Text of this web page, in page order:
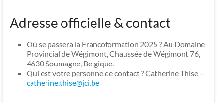
Adresse officielle & contact
Où se passera la Francoformation 2025 ? Au Domaine
Provincial de Wégimont, Chaussée de Wégimont 76,
4630 Soumagne, Belgique.
Qui est votre personne de contact ? Catherine Thise –
catherine.thise@jci.be